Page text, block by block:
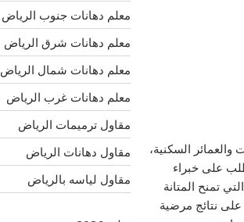
والعمائر السكنية،
على خبراء
تمنح المتانة
نتائج مرضية
معلم دهانات جنوب الرياض
معلم دهانات شرق الرياض
معلم دهانات شمال الرياض
معلم دهانات غرب الرياض
مقاول ترميمات الرياض
مقاول دهانات الرياض
مقاول لياسه بالرياض